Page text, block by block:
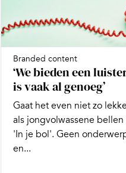
Branded content
‘We bieden een
is vaak al genoeg’
Gaat het even niet zo
als jongvolwassene
'In je bol'. Geen
en...